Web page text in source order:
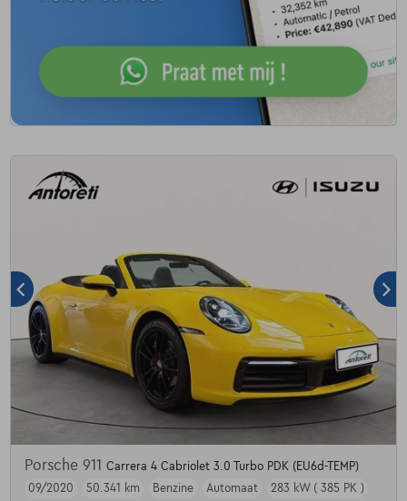
Porsche 911 Carrera 4 Cabriolet 3.0 Turbo PDK (EU6d-TEMP)
09/2020
50.341 km Benzine Automaat 283 kW ( 385 PK )